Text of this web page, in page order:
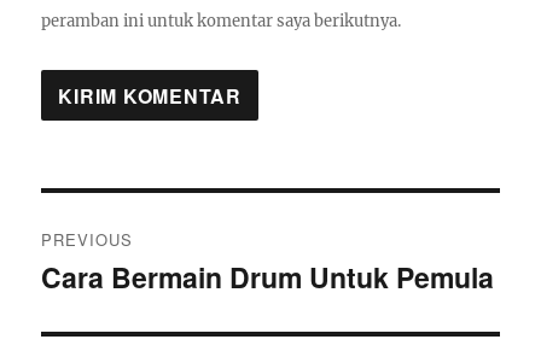
peramban ini untuk komentar saya berikutnya.
pos
PREVIOUS
Previous
Cara Bermain Drum Untuk Pemula